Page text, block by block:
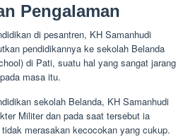
Pengalaman
di pesantren, KH Samanhudi
pendidikannya ke sekolah Belanda
di Pati, suatu hal yang sangat jarang
masa itu.
sekolah Belanda, KH Samanhudi
Militer dan pada saat tersebut ia
merasakan kecocokan yang cukup.